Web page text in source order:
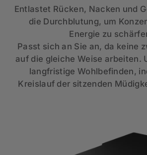
Entlastet Rücken, Nacken und
die Durchblutung, um
Energie zu
Passt sich an Sie an, da keine
auf die gleiche Weise arbeiten.
langfristige Wohlbefinden,
Kreislauf der sitzenden